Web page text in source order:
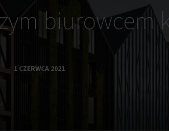
biurowcem
1 CZERWCA 2021